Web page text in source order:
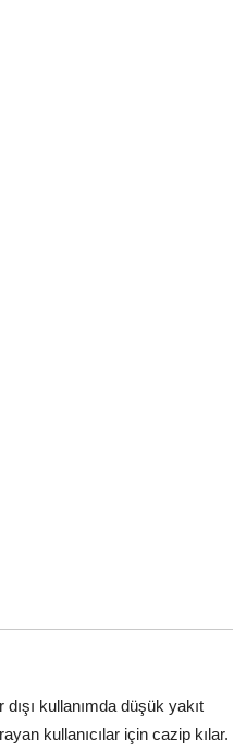
kullanımda düşük yakıt
kullanıcılar için cazip kılar.